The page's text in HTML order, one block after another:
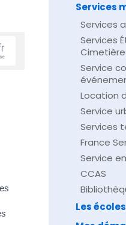
Services
Services
Services
Service
Location
Service
Services
France
Service
CCAS
Les écoles